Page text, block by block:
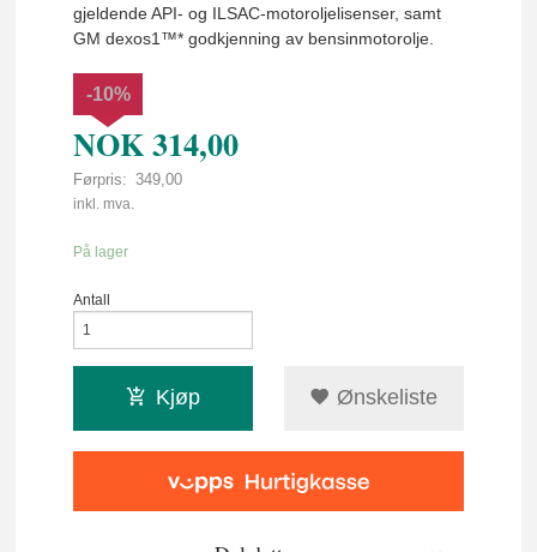
gjeldende API- og ILSAC-motoroljelisenser, samt
GM dexos1™* godkjenning av bensinmotorolje.
NOK314,00
Førpris: 349,00
Rabatt
-10%
inkl. mva.
På lager
Antall
Kjøp Ønskeliste